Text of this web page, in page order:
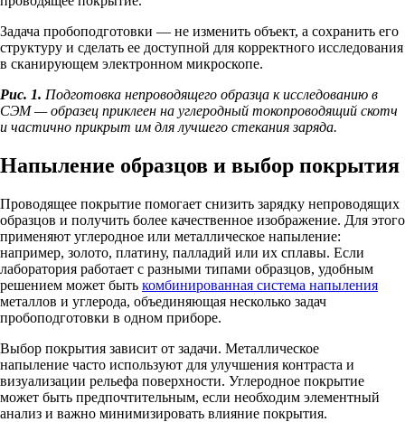
Задача пробоподготовки — не изменить объект, а сохранить его
структуру и сделать ее доступной для корректного исследования
в сканирующем электронном микроскопе.
Рис. 1. Подготовка непроводящего образца к исследованию в
СЭМ — образец приклеен на углеродный токопроводящий скотч
и частично прикрыт им для лучшего стекания заряда.
Напыление образцов и выбор покрытия
Проводящее покрытие помогает снизить зарядку непроводящих
образцов и получить более качественное изображение. Для этого
применяют углеродное или металлическое напыление:
например, золото, платину, палладий или их сплавы. Если
лаборатория работает с разными типами образцов, удобным
решением может быть комбинированная система напыления
металлов и углерода, объединяющая несколько задач
пробоподготовки в одном приборе.
Выбор покрытия зависит от задачи. Металлическое
напыление часто используют для улучшения контраста и
визуализации рельефа поверхности. Углеродное покрытие
может быть предпочтительным, если необходим элементный
анализ и важно минимизировать влияние покрытия.